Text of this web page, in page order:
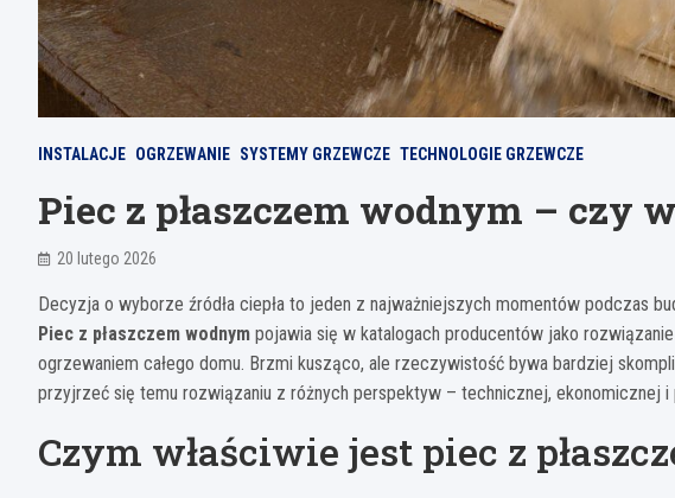
INSTALACJE OGRZEWANIE SYSTEMY GRZEWCZE TECHNOLOGIE GRZEWCZE
Piec z płaszczem wodnym – czy
20 lutego 2026
Decyzja o wyborze źródła ciepła to jeden z najważniejszych momentów podczas
Piec z płaszczem wodnym pojawia się w katalogach producentów jako
ogrzewaniem całego domu. Brzmi kusząco, ale rzeczywistość bywa bardziej
przyjrzeć się temu rozwiązaniu z różnych perspektyw – technicznej, ekonomicznej i
Czym właściwie jest piec z